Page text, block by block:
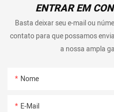
ENTRAR EM
Basta deixar seu e-mail ou
contato para que possamos
a nossa ampla
Nome
E-Mail